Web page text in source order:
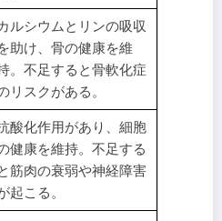
ルシウムとリンの吸収
助け、骨の健康を維
。不足すると骨軟化症
リスクがある。
酸化作用があり、細胞
健康を維持。不足する
筋肉の衰弱や神経障害
起こる。